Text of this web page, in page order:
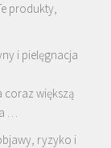
produkty,
i pielęgnacja
większą
…
ryzyko i